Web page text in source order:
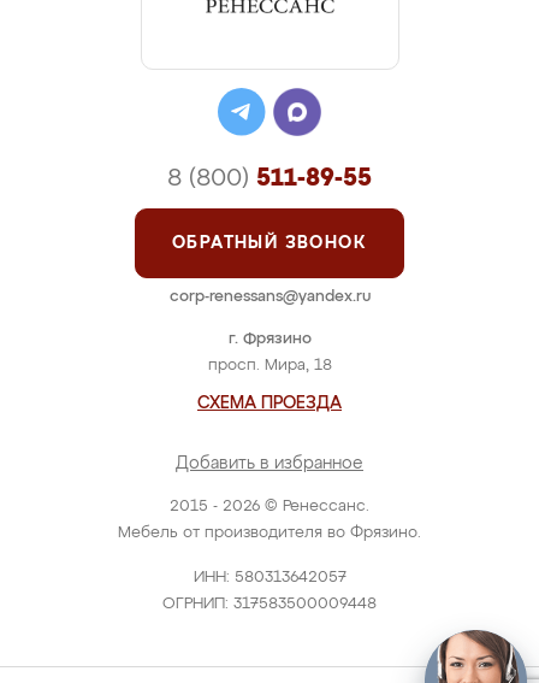
2015 - 2026 © Ренессанс.
Мебель от производителя во Фрязино.
ИНН: 580313642057
ОГРНИП: 317583500009448
г. Фрязино
просп. Мира, 18
СХЕМА ПРОЕЗДА
Добавить в избранное
8 (800) 511-89-55
ОБРАТНЫЙ ЗВОНОК
corp-renessans@yandex.ru